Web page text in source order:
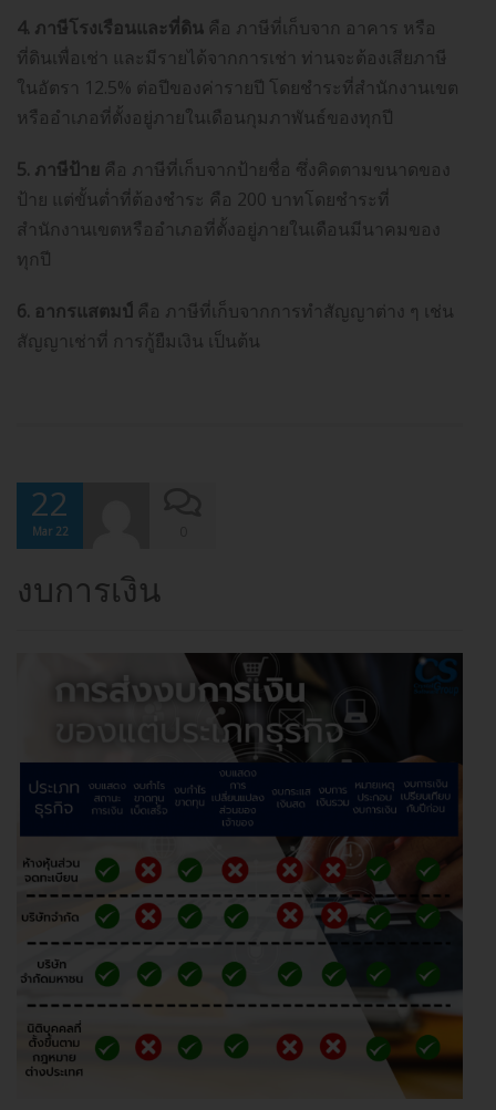
4. ภาษีโรงเรือนและที่ดิน คือ ภาษีที่เก็บจาก อาคาร หรือ
ที่ดินเพื่อเช่า และมีรายได้จากการเช่า ท่านจะต้องเสียภาษี
ในอัตรา 12.5% ต่อปีของค่ารายปี โดยชำระที่สำนักงานเขต
หรืออำเภอที่ตั้งอยู่ภายในเดือนกุมภาพันธ์ของทุกปี
5. ภาษีป้าย คือ ภาษีที่เก็บจากป้ายชื่อ ซึ่งคิดตามขนาดของ
ป้าย แต่ขั้นต่ำที่ต้องชำระ คือ 200 บาทโดยชำระที่
สำนักงานเขตหรืออำเภอที่ตั้งอยู่ภายในเดือนมีนาคมของ
ทุกปี
6. อากรแสตมป์ คือ ภาษีที่เก็บจากการทำสัญญาต่าง ๆ เช่น
สัญญาเช่าที่ การกู้ยืมเงิน เป็นต้น
22
Mar 22
งบการเงิน